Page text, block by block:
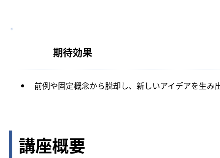
期待効果
前例や固定概念から脱却し、新しいアイデアを生み
講座概要